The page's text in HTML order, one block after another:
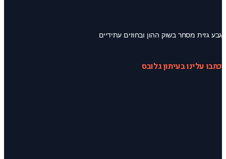
גבע גזית מסחר בשוק ההון ובחוזים עתידיים
כתבו עלינו בעיתון גלובס